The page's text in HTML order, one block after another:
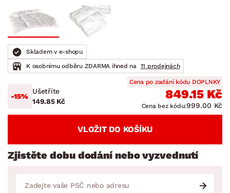
Skladem v e-shopu
K osobnímu odběru ZDARMA ihned na
11 prodejnách
-15%
Ušetříte
149.85 Kč
Cena po zadání kódu DOPLNKY
849.15 Kč
Cena bez kódu:999.00 Kč
VLOŽIT DO KOŠÍKU
Zjistěte dobu dodání nebo vyzvednutí